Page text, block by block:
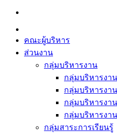
Skip
content
คณะผู้บริหาร
ส่วนงาน
กลุ่มบริหารงาน
กลุ่มบริหารงา
กลุ่มบริหารงา
กลุ่มบริหารงา
กลุ่มบริหารงา
กลุ่มสาระการเรียนรู้